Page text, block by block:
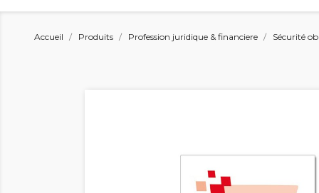
Accueil Produits Profession juridique & financiere Sécurité